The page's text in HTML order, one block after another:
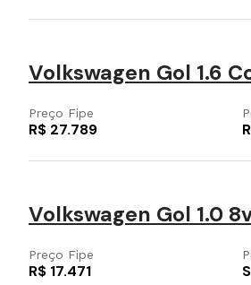
Volkswagen Gol 1.6
Preço Fipe
R$ 27.789
Volkswagen Gol 1.0
Preço Fipe
R$ 17.471